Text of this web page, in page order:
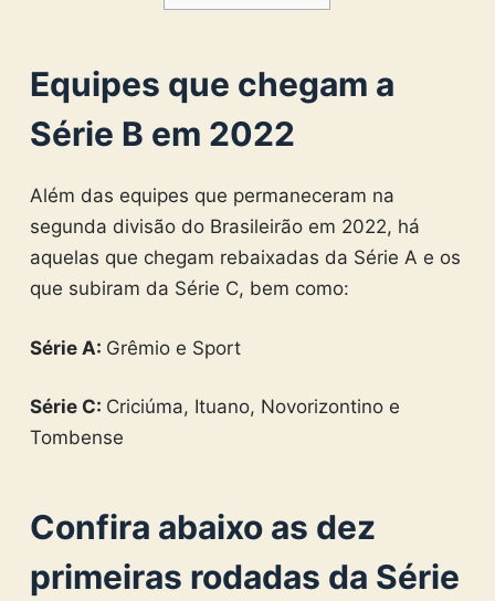
Equipes que chegam a
Série B em 2022
Além das equipes que permaneceram na
segunda divisão do Brasileirão em 2022, há
aquelas que chegam rebaixadas da Série A e os
que subiram da Série C, bem como:
Série A: Grêmio e Sport
Série C: Criciúma, Ituano, Novorizontino e
Tombense
Confira abaixo as dez
primeiras rodadas da Série